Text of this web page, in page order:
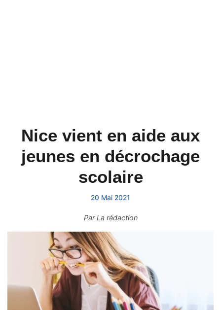
Nice vient en aide aux
jeunes en décrochage
scolaire
20 Mai 2021
ParLa rédaction